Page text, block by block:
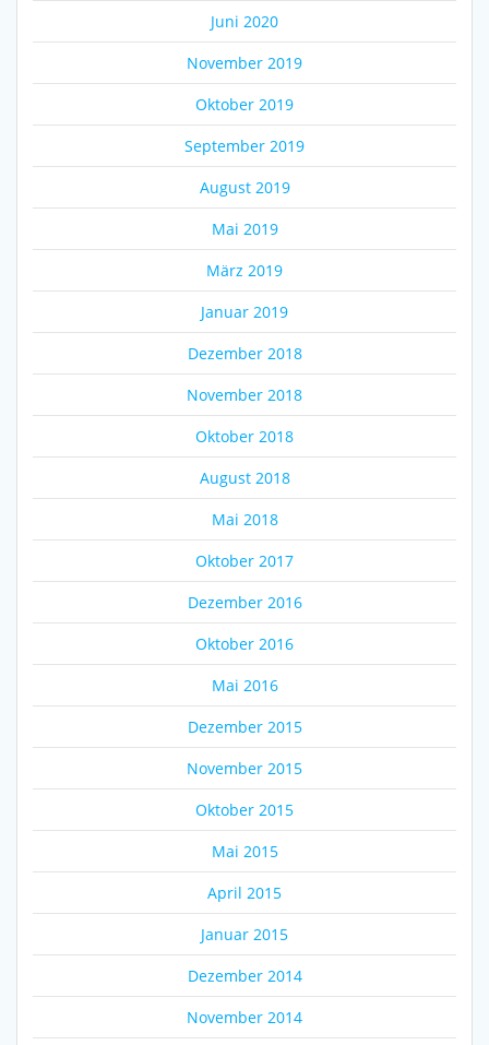
Juni 2020
November 2019
Oktober 2019
September 2019
August 2019
Mai 2019
März 2019
Januar 2019
Dezember 2018
November 2018
Oktober 2018
August 2018
Mai 2018
Oktober 2017
Dezember 2016
Oktober 2016
Mai 2016
Dezember 2015
November 2015
Oktober 2015
Mai 2015
April 2015
Januar 2015
Dezember 2014
November 2014